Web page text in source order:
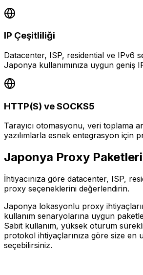
IP Çeşitliliği
Datacenter, ISP, residential ve IPv6
Japonya kullanımınıza uygun geniş
HTTP(S) ve SOCKS5
Tarayıcı otomasyonu, veri toplama
yazılımlarla esnek entegrasyon için
Japonya Proxy Paketleri
İhtiyacınıza göre datacenter, ISP,
proxy seçeneklerini değerlendirin.
Japonya lokasyonlu proxy
kullanım senaryolarına uygun
Sabit kullanım, yüksek oturum
protokol ihtiyaçlarınıza göre size en
seçebilirsiniz.